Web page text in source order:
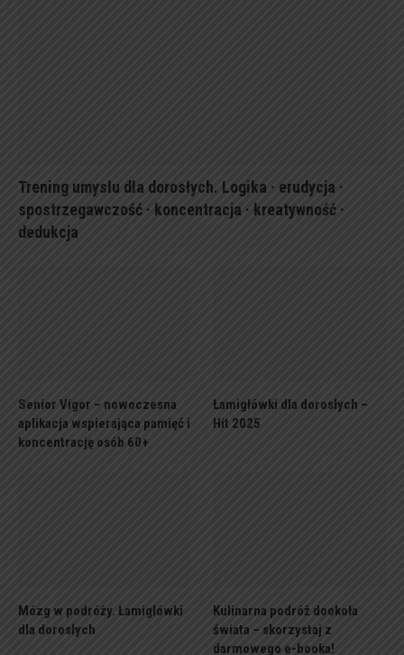
Trening umysłu dla dorosłych. Logika · erudycja ·
spostrzegawczość · koncentracja · kreatywność ·
dedukcja
Senior Vigor – nowoczesna
aplikacja wspierająca pamięć i
koncentrację osób 60+
Łamigłówki dla dorosłych –
Hit 2025
Mózg w podróży. Łamigłówki
dla dorosłych
Kulinarna podróż dookoła
świata – skorzystaj z
darmowego e-booka!